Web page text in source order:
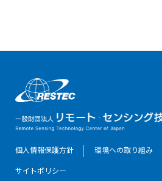
個人情報保護方針 環境への取り組み
サイトポリシー